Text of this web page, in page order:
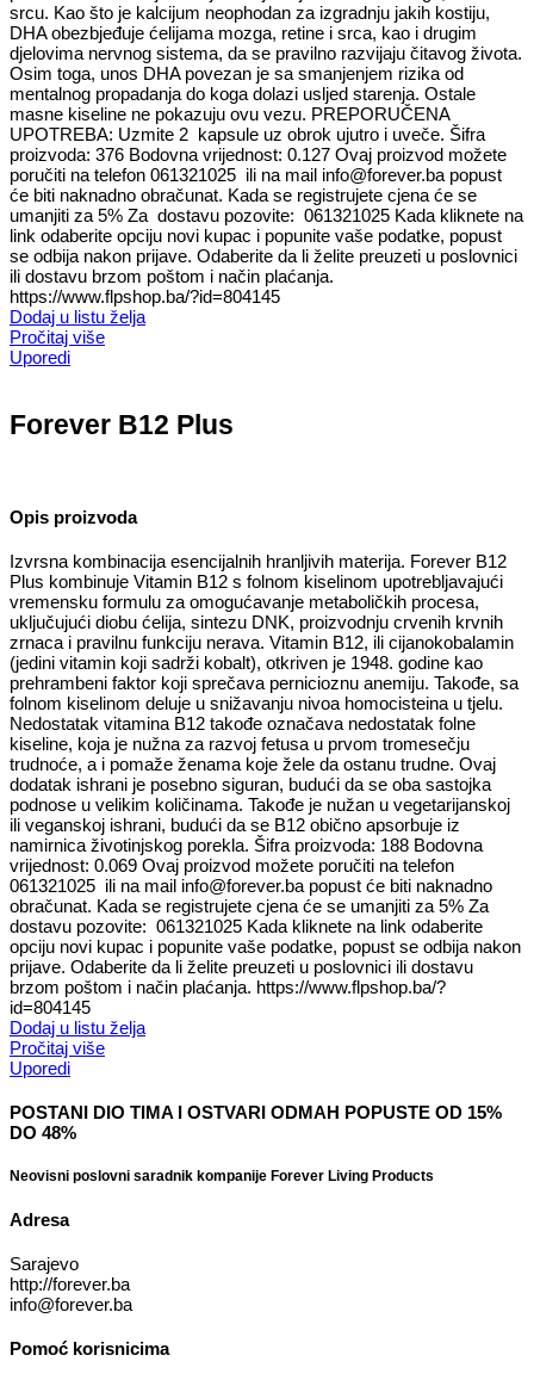
srcu. Kao što je kalcijum neophodan za izgradnju jakih kostiju,
DHA obezbjeđuje ćelijama mozga, retine i srca, kao i drugim
djelovima nervnog sistema, da se pravilno razvijaju čitavog života.
Osim toga, unos DHA povezan je sa smanjenjem rizika od
mentalnog propadanja do koga dolazi usljed starenja. Ostale
masne kiseline ne pokazuju ovu vezu. PREPORUČENA
UPOTREBA: Uzmite 2 kapsule uz obrok ujutro i uveče. Šifra
proizvoda: 376 Bodovna vrijednost: 0.127 Ovaj proizvod možete
poručiti na telefon 061321025 ili na mail info@forever.ba popust
će biti naknadno obračunat. Kada se registrujete cjena će se
umanjiti za 5% Za dostavu pozovite: 061321025 Kada kliknete na
link odaberite opciju novi kupac i popunite vaše podatke, popust
se odbija nakon prijave. Odaberite da li želite preuzeti u poslovnici
ili dostavu brzom poštom i način plaćanja.
https://www.flpshop.ba/?id=804145
Dodaj u listu želja
Pročitaj više
Uporedi
Forever B12 Plus
Opis proizvoda
Izvrsna kombinacija esencijalnih hranljivih materija. Forever B12
Plus kombinuje Vitamin B12 s folnom kiselinom upotrebljavajući
vremensku formulu za omogućavanje metaboličkih procesa,
uključujući diobu ćelija, sintezu DNK, proizvodnju crvenih krvnih
zrnaca i pravilnu funkciju nerava. Vitamin B12, ili cijanokobalamin
(jedini vitamin koji sadrži kobalt), otkriven je 1948. godine kao
prehrambeni faktor koji sprečava pernicioznu anemiju. Takođe, sa
folnom kiselinom deluje u snižavanju nivoa homocisteina u tjelu.
Nedostatak vitamina B12 takođe označava nedostatak folne
kiseline, koja je nužna za razvoj fetusa u prvom tromesečju
trudnoće, a i pomaže ženama koje žele da ostanu trudne. Ovaj
dodatak ishrani je posebno siguran, budući da se oba sastojka
podnose u velikim količinama. Takođe je nužan u vegetarijanskoj
ili veganskoj ishrani, budući da se B12 obično apsorbuje iz
namirnica životinjskog porekla. Šifra proizvoda: 188 Bodovna
vrijednost: 0.069 Ovaj proizvod možete poručiti na telefon
061321025 ili na mail info@forever.ba popust će biti naknadno
obračunat. Kada se registrujete cjena će se umanjiti za 5% Za
dostavu pozovite: 061321025 Kada kliknete na link odaberite
opciju novi kupac i popunite vaše podatke, popust se odbija nakon
prijave. Odaberite da li želite preuzeti u poslovnici ili dostavu
brzom poštom i način plaćanja. https://www.flpshop.ba/?
id=804145
Dodaj u listu želja
Pročitaj više
Uporedi
POSTANI DIO TIMA I OSTVARI ODMAH POPUSTE OD 15%
DO 48%
Neovisni poslovni saradnik kompanije Forever Living Products
Adresa
Sarajevo
http://forever.ba
info@forever.ba
Pomoć korisnicima